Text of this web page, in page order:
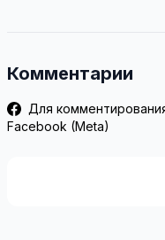
Комментарии
Для
Facebook (Meta)